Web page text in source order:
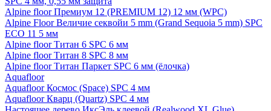
Alpine floor Премиум 12 (PREMIUM 12) 12 мм (WPC)
Alpine Floor Величие секвойи 5 mm (Grand Sequoia 5 mm) SPC
ECO 11 5 мм
Alpine floor Титан 6 SPC 6 мм
Alpine floor Титан 8 SPC 8 мм
Alpine floor Титан Паркет SPC 6 мм (ёлочка)
Aquafloor
Aquafloor Космос (Space) SPC 4 мм
Aquafloor Кварц (Quartz) SPC 4 мм